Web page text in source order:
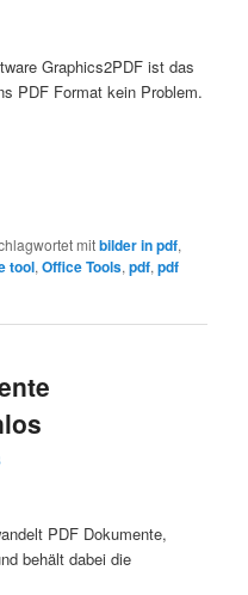
Graphics2PDF ist das
PDF Format kein Problem.
mitbilder in pdf,
tool,Office Tools,pdf,pdf
PDF Dokumente,
behält dabei die